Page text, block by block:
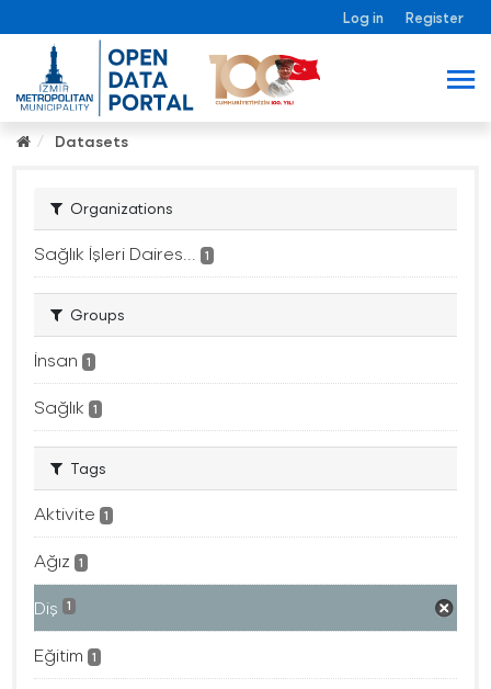
Log in Register
Datasets
Organizations
Sağlık İşleri Daires... 1
Groups
İnsan 1
Sağlık 1
Tags
Aktivite 1
Ağız 1
Diş 1
Eğitim 1